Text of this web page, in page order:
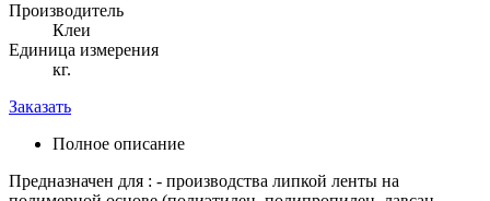
Производитель
Клеи
Единица измерения
кг.
Заказать
Полное описание
Предназначен для : - производства липкой ленты на